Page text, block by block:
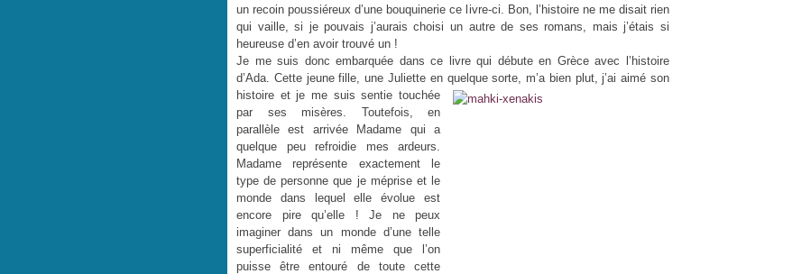
un recoin poussiéreux d’une bouquinerie ce livre-ci. Bon, l’histoire ne me disait rien
qui vaille, si je pouvais j’aurais choisi un autre de ses romans, mais j’étais si
heureuse d’en avoir trouvé un !
Je me suis donc embarquée dans ce livre qui débute en Grèce avec l’histoire
d’Ada. Cette jeune fille, une Juliette en quelque sorte, m’a bien plut, j’ai aimé son
histoire et je me suis sentie touchée
par ses misères. Toutefois, en
parallèle est arrivée Madame qui a
quelque peu refroidie mes ardeurs.
Madame représente exactement le
type de personne que je méprise et le
monde dans lequel elle évolue est
encore pire qu’elle ! Je ne peux
imaginer dans un monde d’une telle
superficialité et ni même que l’on
puisse être entouré de toute cette